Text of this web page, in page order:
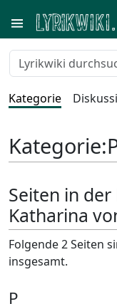
Kategorie
Kategorie:
Seiten in der
Katharina
Folgende 2 Seiten
insgesamt.
P